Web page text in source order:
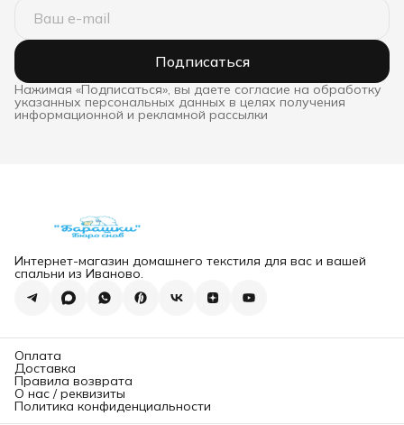
Подписаться
Нажимая «Подписаться», вы даете согласие на обработку
указанных персональных данных в целях получения
информационной и рекламной рассылки
Интернет-магазин домашнего текстиля для вас и вашей
спальни из Иваново.
Оплата
Доставка
Правила возврата
О нас / реквизиты
Политика конфиденциальности